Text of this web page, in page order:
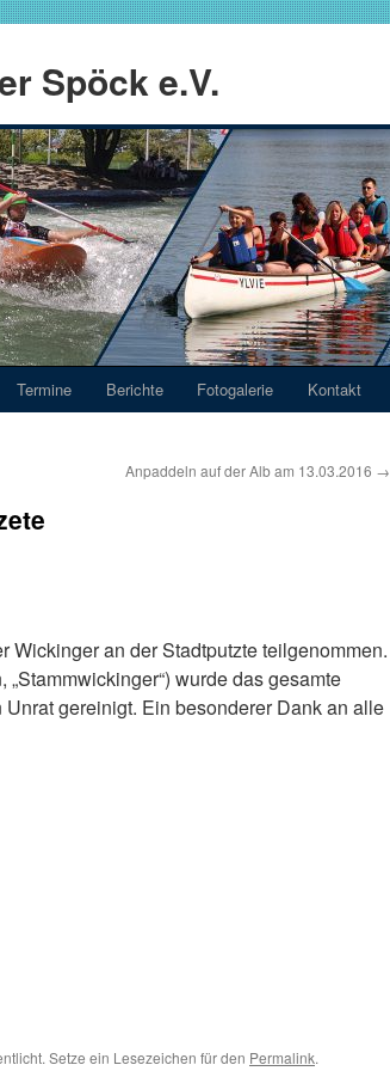
Spöck e.V.
Termine Berichte Fotogalerie Kontakt
Anpaddeln auf der Alb am 13.03.2016 →
an der Stadtputzte teilgenommen.
wurde das gesamte
gereinigt. Ein besonderer Dank an alle
Setze ein Lesezeichen für den Permalink.